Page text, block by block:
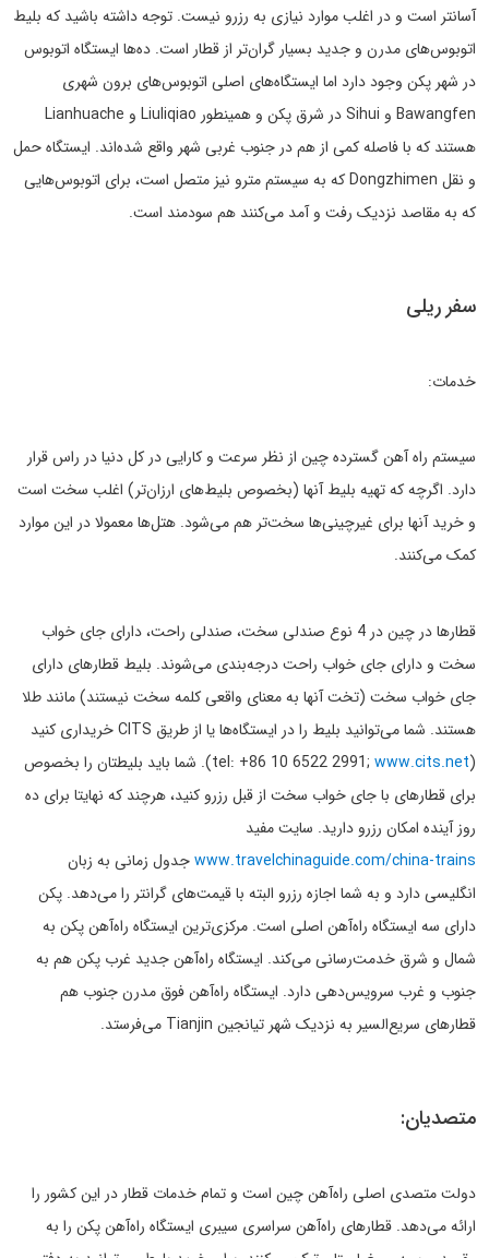
آسانتر است و در اغلب موارد نیازی به رزرو نیست. توجه داشته باشید که بلیط
اتوبوس‌های مدرن و جدید بسیار گران‌تر از قطار است. ده‌ها ایستگاه اتوبوس
در شهر پکن وجود دارد اما ایستگاه‌های اصلی اتوبوس‌های برون شهری
Bawangfen و Sihui در شرق پکن و همینطور Liuliqiao و Lianhuache
هستند که با فاصله کمی از هم در جنوب غربی شهر واقع شده‌اند. ایستگاه حمل
و نقل Dongzhimen که به سیستم مترو نیز متصل است، برای اتوبوس‌هایی
که به مقاصد نزدیک رفت و آمد می‌کنند هم سودمند است.
سفر ریلی
خدمات:
سیستم راه آهن گسترده چین از نظر سرعت و کارایی در کل دنیا در راس قرار
دارد. اگرچه که تهیه بلیط آنها (بخصوص بلیط‌های ارزان‌تر) اغلب سخت است
و خرید آنها برای غیرچینی‌ها سخت‌تر هم می‌شود. هتل‌ها معمولا در این موارد
کمک می‌کنند.
قطارها در چین در 4 نوع صندلی سخت، صندلی راحت، دارای جای خواب
سخت و دارای جای خواب راحت درجه‌بندی می‌شوند. بلیط قطارهای دارای
جای خواب سخت (تخت آنها به معنای واقعی کلمه سخت نیستند) مانند طلا
هستند. شما می‌توانید بلیط را در ایستگاه‌ها یا از طریق CITS خریداری کنید
(tel: +86 10 6522 2991;
www.cits.net
). شما باید بلیطتان را بخصوص
برای قطارهای با جای خواب سخت از قبل رزرو کنید، هرچند که نهایتا برای ده
روز آینده امکان رزرو دارید. سایت مفید
www.travelchinaguide.com/china-trainsجدول زمانی به زبان
انگلیسی دارد و به شما اجازه رزرو البته با قیمت‌های گرانتر را می‌دهد. پکن
دارای سه ایستگاه راه‌آهن اصلی است. مرکزی‌ترین ایستگاه راه‌آهن پکن به
شمال و شرق خدمت‌رسانی می‌کند. ایستگاه راه‌آهن جدید غرب پکن هم به
جنوب و غرب سرویس‌دهی دارد. ایستگاه راه‌آهن فوق مدرن جنوب هم
قطارهای سریع‌السیر به نزدیک شهر تیانجین Tianjin می‌فرستد.
متصدیان:
دولت متصدی اصلی راه‌آهن چین است و تمام خدمات قطار در این کشور را
ارائه می‌دهد. قطارهای راه‌آهن سراسری سیبری ایستگاه راه‌آهن پکن را به